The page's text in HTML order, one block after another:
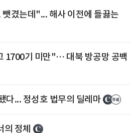
겼는데"... 해사 이전에 들끓는
1700기 미만"… 대북 방공망 공백
다... 정성호 법무의 딜레마
의 정체